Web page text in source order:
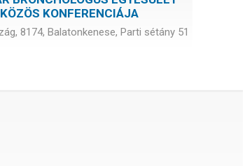
KÖZÖS KONFERENCIÁJA
8174, Balatonkenese, Parti sétány 51